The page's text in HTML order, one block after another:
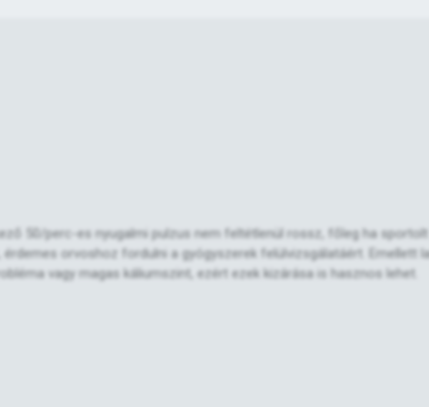
50/perc-es nyugalmi pulzus nem feltétlenül rossz, főleg ha sportolt
orvoshoz fordulni a gyógyszerek felülvizsgálatáért. Emellett
vagy magas káliumszint, ezért ezek kizárása is hasznos lehet.